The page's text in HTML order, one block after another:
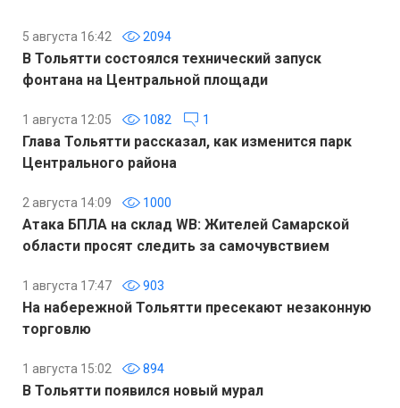
5 августа 16:42 2094
В Тольятти состоялся технический запуск
фонтана на Центральной площади
1 августа 12:05 1082 1
Глава Тольятти рассказал, как изменится парк
Центрального района
2 августа 14:09 1000
Атака БПЛА на склад WB: Жителей Самарской
области просят следить за самочувствием
1 августа 17:47 903
На набережной Тольятти пресекают незаконную
торговлю
1 августа 15:02 894
В Тольятти появился новый мурал